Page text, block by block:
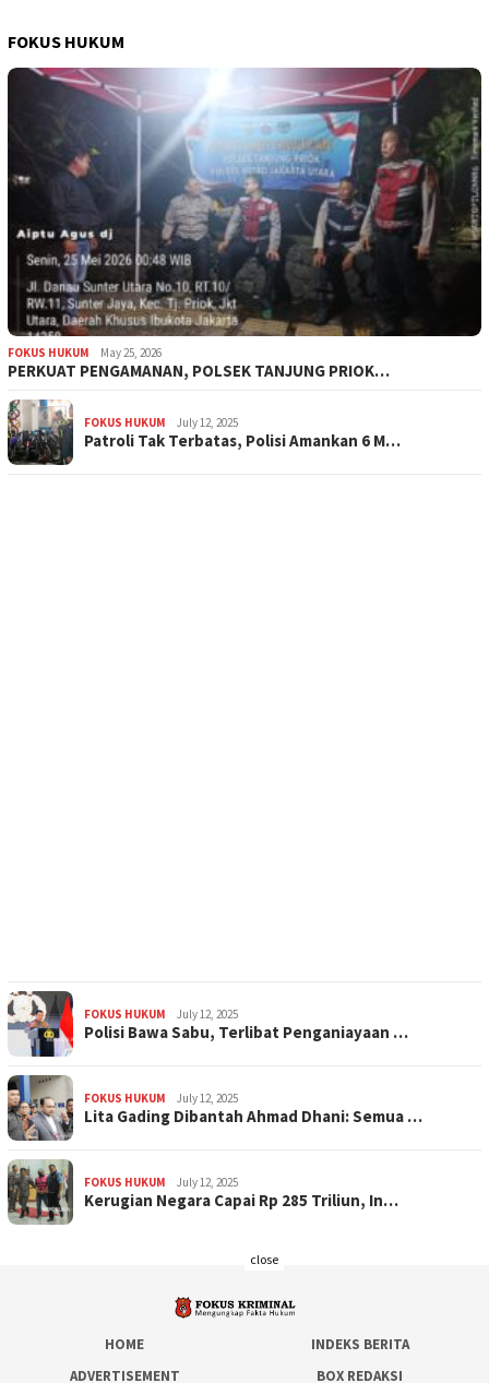
FOKUS HUKUM
FOKUS HUKUM May 25, 2026
PERKUAT PENGAMANAN, POLSEK TANJUNG PRIOK…
FOKUS HUKUM July 12, 2025
Patroli Tak Terbatas, Polisi Amankan 6 M…
FOKUS HUKUM July 12, 2025
Polisi Bawa Sabu, Terlibat Penganiayaan …
FOKUS HUKUM July 12, 2025
Lita Gading Dibantah Ahmad Dhani: Semua …
FOKUS HUKUM July 12, 2025
Kerugian Negara Capai Rp 285 Triliun, In…
HOME
INDEKS BERITA
ADVERTISEMENT
BOX REDAKSI
close